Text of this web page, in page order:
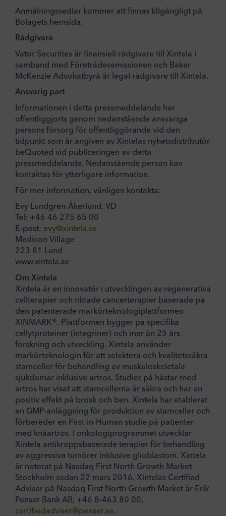
Anmälningssedlar kommer att finnas tillgängligt på
Bolagets hemsida.
Rådgivare
Vator Securities är finansiell rådgivare till Xintela i
samband med Företrädesemissionen och Baker
McKenzie Advokatbyrå är legal rådgivare till Xintela.
Ansvarig part
Informationen i detta pressmeddelande har
offentliggjorts genom nedanstående ansvariga
persons försorg för offentliggörande vid den
tidpunkt som är angiven av Xintelas nyhetsdistributör
beQuoted vid publiceringen av detta
pressmeddelande. Nedanstående person kan
kontaktas för ytterligare information.
För mer information, vänligen kontakta:
Evy Lundgren-Åkerlund, VD
Tel: +46 46 275 65 00
E-post: evy@xintela.se
Medicon Village
223 81 Lund
www.xintela.se
Om Xintela
Xintela är en innovatör i utvecklingen av regenerativa
cellterapier och riktade cancerterapier baserade på
den patenterade markörteknologiplattformen
XINMARK®. Plattformen bygger på specifika
cellytproteiner (integriner) och mer än 25 års
forskning och utveckling. Xintela använder
markörteknologin för att selektera och kvalitetssäkra
stamceller för behandling av muskuloskeletala
sjukdomar inklusive artros. Studier på hästar med
artros har visat att stamcellerna är säkra och har en
positiv effekt på brosk och ben. Xintela har etablerat
en GMP-anläggning för produktion av stamceller och
förbereder en First-in-Human studie på patienter
med knäartros. I onkologiprogrammet utvecklar
Xintela antikroppsbaserade terapier för behandling
av aggressiva tumörer inklusive glioblastom. Xintela
är noterat på Nasdaq First North Growth Market
Stockholm sedan 22 mars 2016. Xintelas Certified
Adviser på Nasdaq First North Growth Market är Erik
Penser Bank AB, +46 8-463 80 00,
certifiedadviser@penser.se.